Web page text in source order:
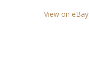
View on eBay